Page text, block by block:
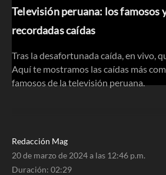
Televisión peruana: los famosos
recordadas caídas
Tras la desafortunada caída, en vivo,
Aquí te mostramos las caídas más
famosos de la televisión peruana.
Redacción Mag
20 de marzo de 2024 a las 12:46 p.m.
Duración: 02:29